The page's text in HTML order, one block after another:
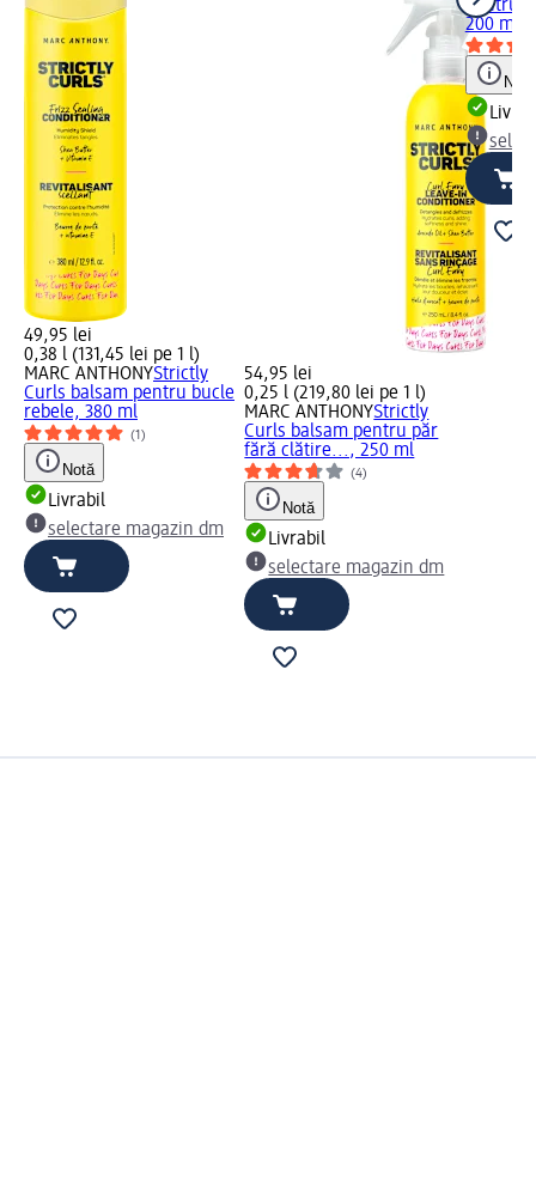
49,95 lei
0,38 l (131,45 lei pe 1 l)
MARC ANTHONYStrictly
Curls balsam pentru bucle
rebele, 380 ml
(1)
Notă
Livrabil
selectare magazin dm
54,95 lei
0,25 l (219,80 lei pe 1 l)
MARC ANTHONYStrictly
Curls balsam pentru păr
fără clătire..., 250 ml
(4)
Notă
Livrabil
selectare magazin dm
pentru
200 ml
Notă